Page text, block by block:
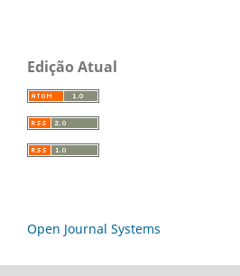
Edição Atual
Open Journal Systems